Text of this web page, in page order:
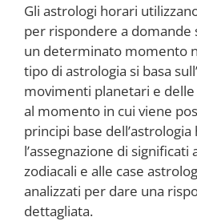
Gli astrologi horari
per rispondere a domande
un determinato momento
tipo di astrologia si basa
movimenti planetari e
al momento in cui viene
principi base
l’assegnazione di significati
zodiacali e alle case
analizzati per dare una
dettagliata.